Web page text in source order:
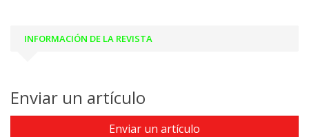
INFORMACIÓN DE LA REVISTA
Enviar un artículo
Enviar un artículo